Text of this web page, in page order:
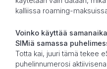
kalliissa roaming-
Voinko käyttää
SIMiä samassa
Totta kai, juuri tämä tekee
puhelinnumerosi